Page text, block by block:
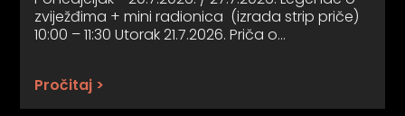
zviježđima + mini radionica (izrada strip priče)
10:00 – 11:30 Utorak 21.7.2026. Priča o…
Pročitaj >